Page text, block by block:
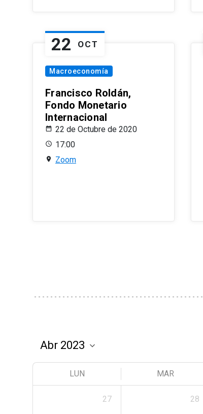
22 OCT
Macroeconomía
Francisco Roldán,
Fondo Monetario
Internacional
22 de Octubre de 2020
17:00
Zoom
LUN MAR
27 28